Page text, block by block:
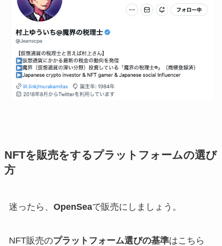
NFTを販売をするプラットフォームの選び
方
迷ったら、 OpenSeaで販売にしましょう。
NFT販売のプラットフォーム選びの基準はこちら